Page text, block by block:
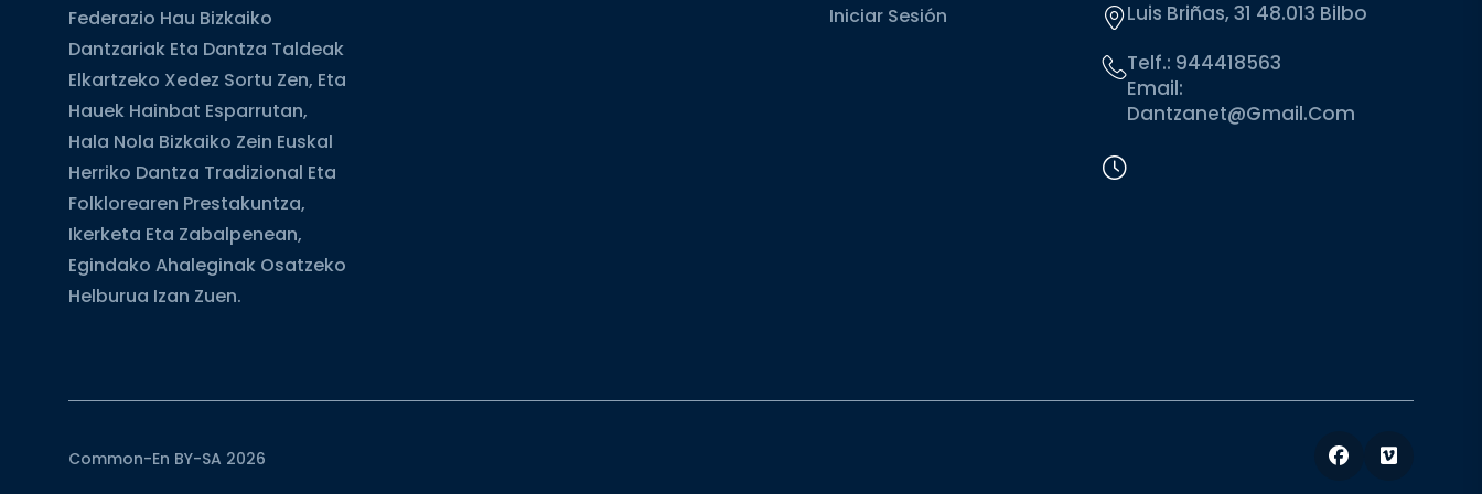
Federazio Hau Bizkaiko
Dantzariak Eta Dantza Taldeak
Elkartzeko Xedez Sortu Zen, Eta
Hauek Hainbat Esparrutan,
Hala Nola Bizkaiko Zein Euskal
Herriko Dantza Tradizional Eta
Folklorearen Prestakuntza,
Ikerketa Eta Zabalpenean,
Egindako Ahaleginak Osatzeko
Helburua Izan Zuen.
Iniciar Sesión
Luis Briñas, 31 48.013 Bilbo
Telf.: 944418563
Email:
Dantzanet@gmail.com
Common-En BY-SA 2026 Facebook
Vimeo